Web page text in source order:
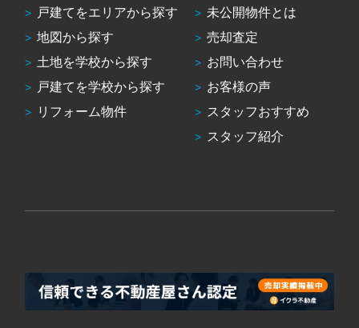
戸建てをエリアから探す
地図から探す
土地を学校から探す
戸建てを学校から探す
リフォーム物件
未公開物件とは
売却査定
お問い合わせ
お客様の声
スタッフおすすめ
スタッフ紹介